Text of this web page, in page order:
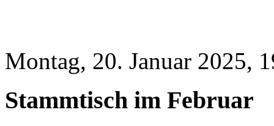
Montag, 20. Januar 2025,
Stammtisch im Februar